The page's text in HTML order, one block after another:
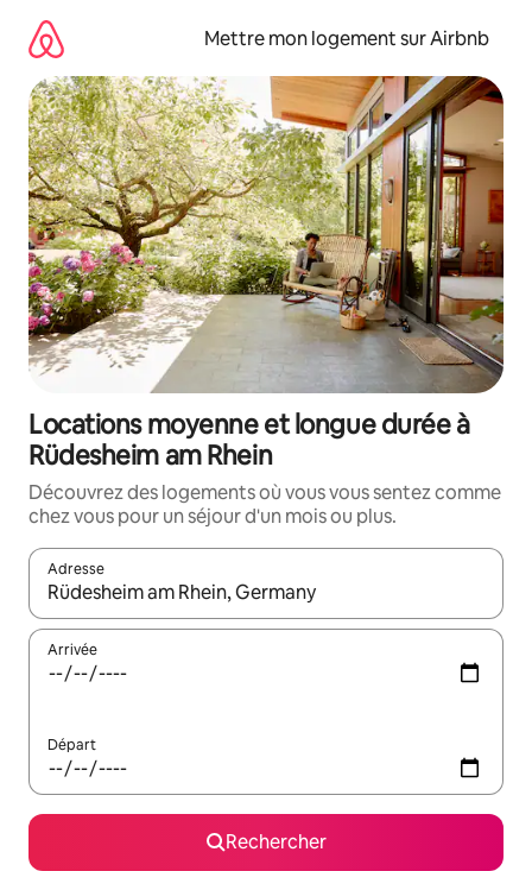
directement
contenu
Mettre mon logement sur Airbnb
Locations moyenne et longue durée à
Rüdesheim am Rhein
Découvrez des logements où vous vous sentez comme
chez vous pour un séjour d'un mois ou plus.
Adresse
Lorsque les résultats s'affichent, utilisez les flèches vers le
Arrivée
Départ
Rechercher